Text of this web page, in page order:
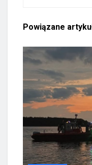
Powiązane